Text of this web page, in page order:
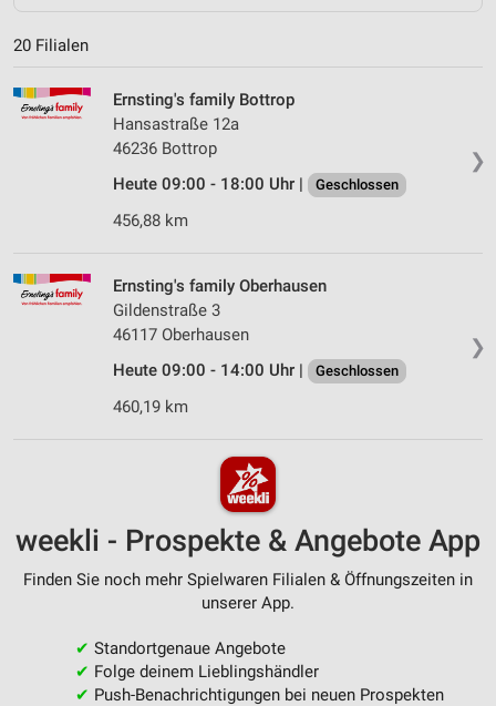
20 Filialen
❯
Ernsting's family Bottrop
Hansastraße 12a
46236 Bottrop
Heute 09:00 - 18:00 Uhr |
Geschlossen
456,88 km
❯
Ernsting's family Oberhausen
Gildenstraße 3
46117 Oberhausen
Heute 09:00 - 14:00 Uhr |
Geschlossen
460,19 km
weekli - Prospekte & Angebote App
Finden Sie noch mehr Spielwaren Filialen & Öffnungszeiten in
unserer App.
✔ Standortgenaue Angebote
✔ Folge deinem Lieblingshändler
✔ Push-Benachrichtigungen bei neuen Prospekten